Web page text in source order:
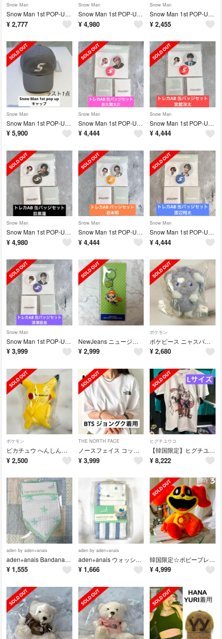
Snow Man
Snow Man 1st POP-UP ミニポスターセット ポップアップ限定
¥ 2,777
Snow Man
Snow Man 1st POP-UP スマートフォンタブ ポップアップ限定
¥ 4,980
Snow Man
Snow Man 1st POP-UP ラゲージタグ ポップアップ限定
¥ 2,455
Snow Man
Snow Man 1st POP-UP キャップ ポップアップ限定
¥ 5,900
Snow Man
Snow Man 1st POP-UP トレカAB 缶バッジセット 佐久間大介
¥ 4,444
Snow Man
Snow Man 1st POP-UP トレカパックAB缶バッジセット 宮舘涼太
¥ 4,444
Snow Man
Snow Man 1st POP-UP トレカパックAB 缶バッジセット 目黒蓮
¥ 4,980
Snow Man
Snow Man 1st POP-UP トレカパックAB 缶バッジセット 岩本照
¥ 4,444
Snow Man
Snow Man 1st POP-UPトレカパックAB 缶バッジセット 渡辺翔太
¥ 4,444
Snow Man
Snow Man 1st POP-UPトレカパックAB 缶バッジセット 深澤辰哉
¥ 3,999
NewJeans ニュージーンズ パワーパフガールズ キーホルダー へリン 完売
¥ 2,999
ポケモン
ポケピース ニャスパー ぬいぐるみキーリング 韓国限定 ポケモン 公式
¥ 2,680
ポケモン
ピカチュウ へんしんメタモン ぬいぐるみキーリング 韓国限定 ポケモン ②
¥ 2,500
THE NORTH FACE
ノースフェイス コットン 半袖 Tシャツ ホワイト ロゴ ジョングク着用 L
¥ 3,999
ヒグチユウコ
【韓国限定】ヒグチユウコ ひとつめちゃん ギュスターブくん Tシャツ Lサイズ
¥ 8,222
aden by aden+anais
aden+anais Bandana Bibs バンダナビブ スタイ スター
¥ 1,555
aden by aden+anais
aden+anais ウォッシュクロス ガーゼハンカチ 3枚セット ブルー
¥ 1,666
韓国限定☆ポピープレイタイム ドッグデイ スマイリングクリッターズぬいぐるみ
¥ 4,999